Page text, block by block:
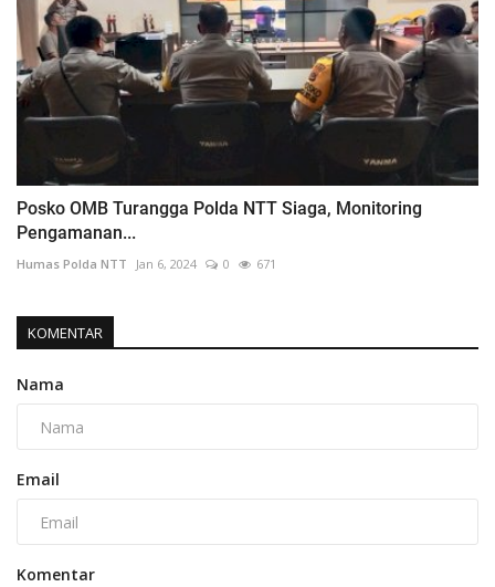
Posko OMB Turangga Polda NTT Siaga, Monitoring
Pengamanan...
Humas Polda NTT Jan 6, 2024 0 671
KOMENTAR
Nama
Email
Komentar